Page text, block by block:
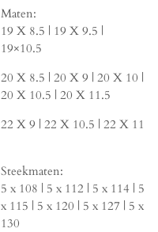
Maten:
19 X 8.5 | 19 X 9.5 |
19×10.5
20 X 8.5 | 20 X 9 | 20 X 10 |
20 X 10.5 | 20 X 11.5
22 X 9 | 22 X 10.5 | 22 X 11
Steekmaten:
5 x 108 | 5 x 112 | 5 x 114 | 5
x 115 | 5 x 120 | 5 x 127 | 5 x
130